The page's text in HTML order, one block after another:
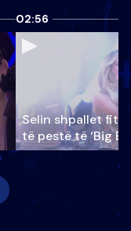
02:56
Selin shpallet
të pestë të ‘Big